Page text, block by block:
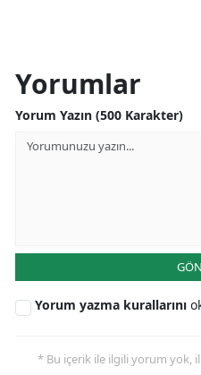
Yorumlar
Yorum Yazın (500 Karakter)
Yorum yazma kurallarını
* Bu içerik ile ilgili yorum yok,